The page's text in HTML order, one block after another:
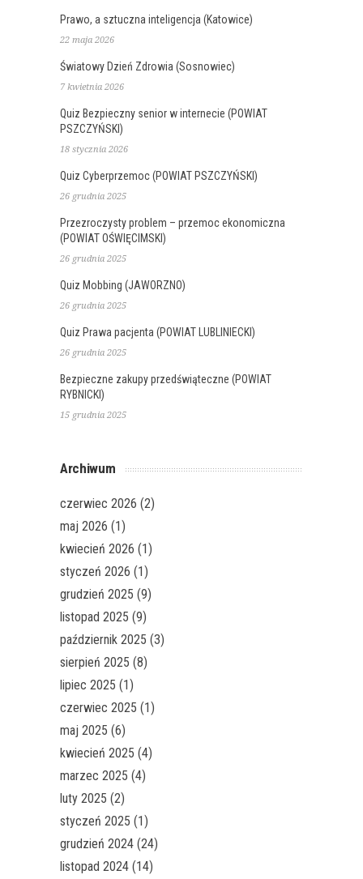
Prawo, a sztuczna inteligencja (Katowice)
22 maja 2026
Światowy Dzień Zdrowia (Sosnowiec)
7 kwietnia 2026
Quiz Bezpieczny senior w internecie (POWIAT
PSZCZYŃSKI)
18 stycznia 2026
Quiz Cyberprzemoc (POWIAT PSZCZYŃSKI)
26 grudnia 2025
Przezroczysty problem – przemoc ekonomiczna
(POWIAT OŚWIĘCIMSKI)
26 grudnia 2025
Quiz Mobbing (JAWORZNO)
26 grudnia 2025
Quiz Prawa pacjenta (POWIAT LUBLINIECKI)
26 grudnia 2025
Bezpieczne zakupy przedświąteczne (POWIAT
RYBNICKI)
15 grudnia 2025
Archiwum
czerwiec 2026 (2)
maj 2026 (1)
kwiecień 2026 (1)
styczeń 2026 (1)
grudzień 2025 (9)
listopad 2025 (9)
październik 2025 (3)
sierpień 2025 (8)
lipiec 2025 (1)
czerwiec 2025 (1)
maj 2025 (6)
kwiecień 2025 (4)
marzec 2025 (4)
luty 2025 (2)
styczeń 2025 (1)
grudzień 2024 (24)
listopad 2024 (14)